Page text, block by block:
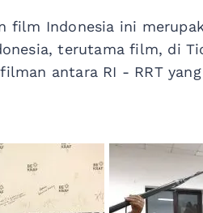
film Indonesia ini
terutama film, di
antara RI - RRT